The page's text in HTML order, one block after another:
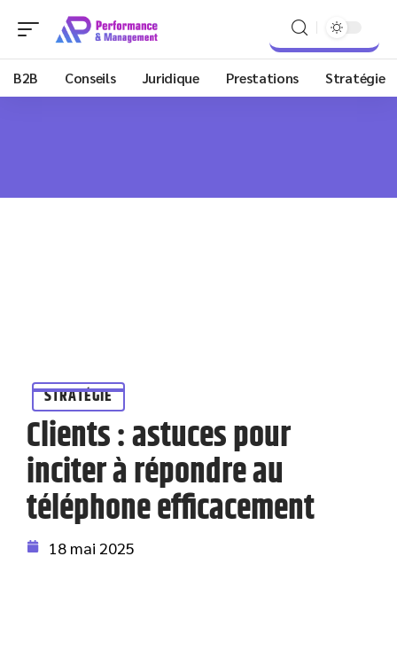
B2B Conseils Juridique Prestations Stratégie
STRATÉGIE
Clients : astuces pour
inciter à répondre au
téléphone efficacement
18 mai 2025